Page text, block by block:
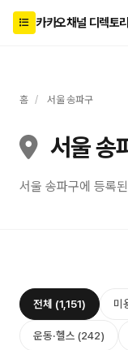
카카오채널 디렉토리
홈 / 서울 송파구
서울 송
서울 송파구에 등록
전체 (1,151) 미
운동·헬스 (242)